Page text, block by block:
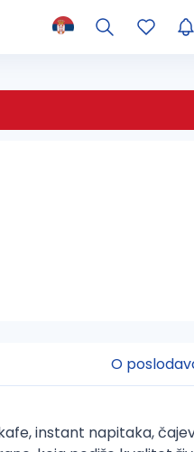
O
instant napitaka,